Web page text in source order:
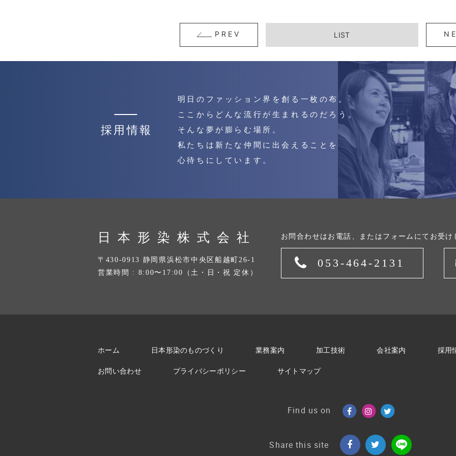
PREV LIST
採用情報
明日のファッション界を創る一枚の布。
ここからどんな流行が生まれるのだろう。
そんな夢が膨らむ場所。
私たちは新たな仲間に出会えることを
心待ちにしています。
日本形染株式会社
〒430-0913 静岡県浜松市中央区船越町26-1
営業時間 : 8:00〜17:00（土・日・祝 定休）
お問合わせはお電話、またはフォームにてお受け
053-464-2131
ホーム 日本形染のものづくり 業務案内 加工技術 会社案内 採用
お問い合わせ プライバシーポリシー サイトマップ
Find us on
Share this site